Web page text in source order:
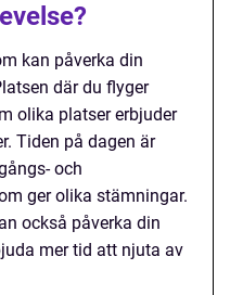
kan påverka din
där du flyger
olika platser erbjuder
Tiden på dagen är
och
ger olika stämningar.
också påverka din
mer tid att njuta av